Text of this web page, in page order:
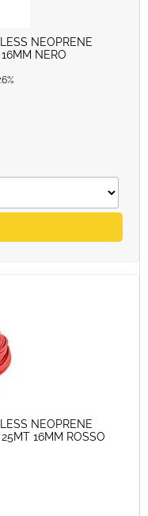
NEOPRENE
NERO
NEOPRENE
16MM ROSSO